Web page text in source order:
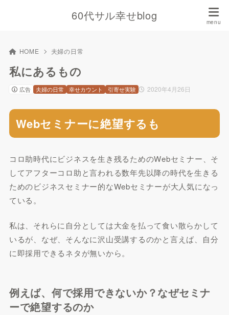
60代サル幸せblog
HOME 夫婦の日常
私にあるもの
広告 2020年4月26日
夫婦の日常 幸せカウント 引寄せ実験
Webセミナーに絶望するも
コロ助時代にビジネスを生き残るためのWebセミナー、そ
してアフターコロ助と言われる数年先以降の時代を生きる
ためのビジネスセミナー的なWebセミナーが大人気になっ
ている。
私は、それらに自分としては大金を払って食い散らかして
いるが、なぜ、そんなに沢山受講するのかと言えば、自分
に即採用できるネタが無いから。
例えば、何で採用できないか？なぜセミナ
ーで絶望するのか